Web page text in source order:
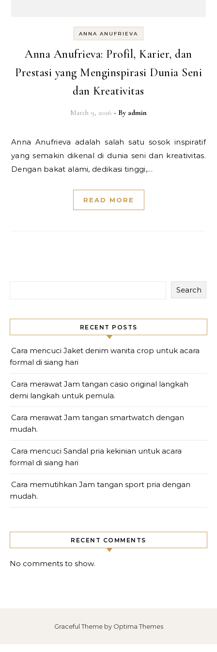
ANNA ANUFRIEVA
Anna Anufrieva: Profil, Karier, dan
Prestasi yang Menginspirasi Dunia Seni
dan Kreativitas
March 9, 2026 - By admin
Anna Anufrieva adalah salah satu sosok inspiratif
yang semakin dikenal di dunia seni dan kreativitas.
Dengan bakat alami, dedikasi tinggi,…
READ MORE
Search
RECENT POSTS
Cara mencuci Jaket denim wanita crop untuk acara
formal di siang hari
Cara merawat Jam tangan casio original langkah
demi langkah untuk pemula.
Cara merawat Jam tangan smartwatch dengan
mudah.
Cara mencuci Sandal pria kekinian untuk acara
formal di siang hari
Cara memutihkan Jam tangan sport pria dengan
mudah.
RECENT COMMENTS
No comments to show.
Graceful Theme by Optima Themes